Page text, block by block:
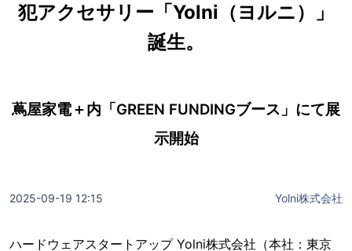
犯アクセサリー「Yolni（ヨルニ）」
誕生。
蔦屋家電＋内「GREEN FUNDINGブース」にて展
示開始
2025-09-19 12:15 Yolni株式会社
ハードウェアスタートアップ Yolni株式会社（本社：東京